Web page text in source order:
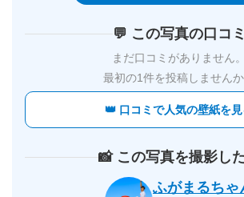
💬 この写真の口コミ
まだ口コミがありません。
最初の1件を投稿しませんか
👑 口コミで人気の壁紙を見
📸 この写真を撮影し
ふがまるちゃ